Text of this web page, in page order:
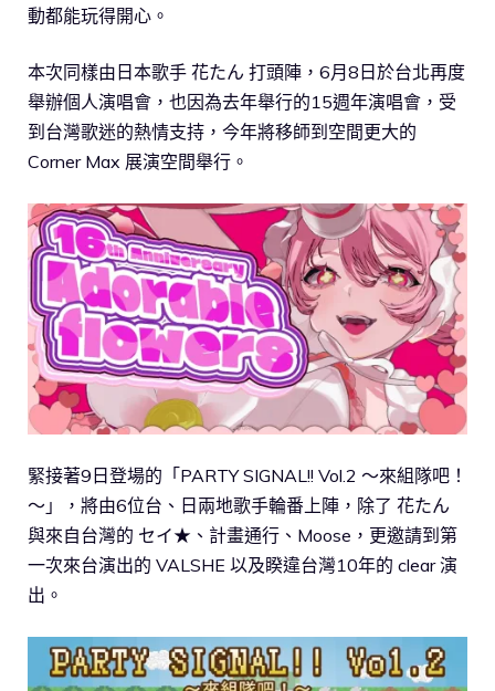
動都能玩得開心。
本次同樣由日本歌手 花たん 打頭陣，6月8日於台北再度
舉辦個人演唱會，也因為去年舉行的15週年演唱會，受
到台灣歌迷的熱情支持，今年將移師到空間更大的
Corner Max 展演空間舉行。
緊接著9日登場的「PARTY SIGNAL!! Vol.2 ～來組隊吧！
～」，將由6位台、日兩地歌手輪番上陣，除了 花たん
與來自台灣的 セイ★、計畫通行、Moose，更邀請到第
一次來台演出的 VALSHE 以及睽違台灣10年的 clear 演
出。